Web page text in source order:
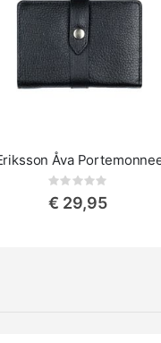
Rating:
€ 29,95